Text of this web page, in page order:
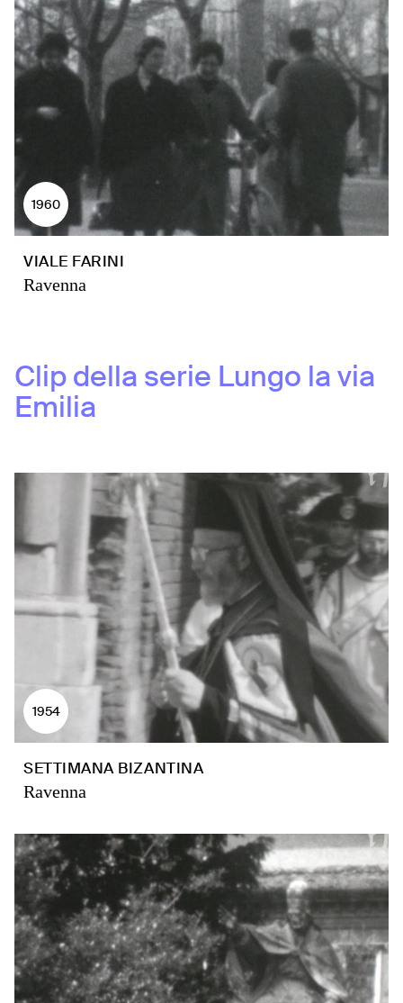
1960
VIALE FARINI
Ravenna
Clip della serie Lungo la via
Emilia
1954
SETTIMANA BIZANTINA
Ravenna